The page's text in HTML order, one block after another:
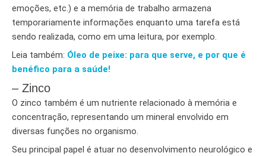
emoções, etc.) e a memória de trabalho armazena
temporariamente informações enquanto uma tarefa está
sendo realizada, como em uma leitura, por exemplo.
Leia também: Óleo de peixe: para que serve, e por que é
benéfico para a saúde!
– Zinco
O zinco também é um nutriente relacionado à memória e
concentração, representando um mineral envolvido em
diversas funções no organismo.
Seu principal papel é atuar no desenvolvimento neurológico e